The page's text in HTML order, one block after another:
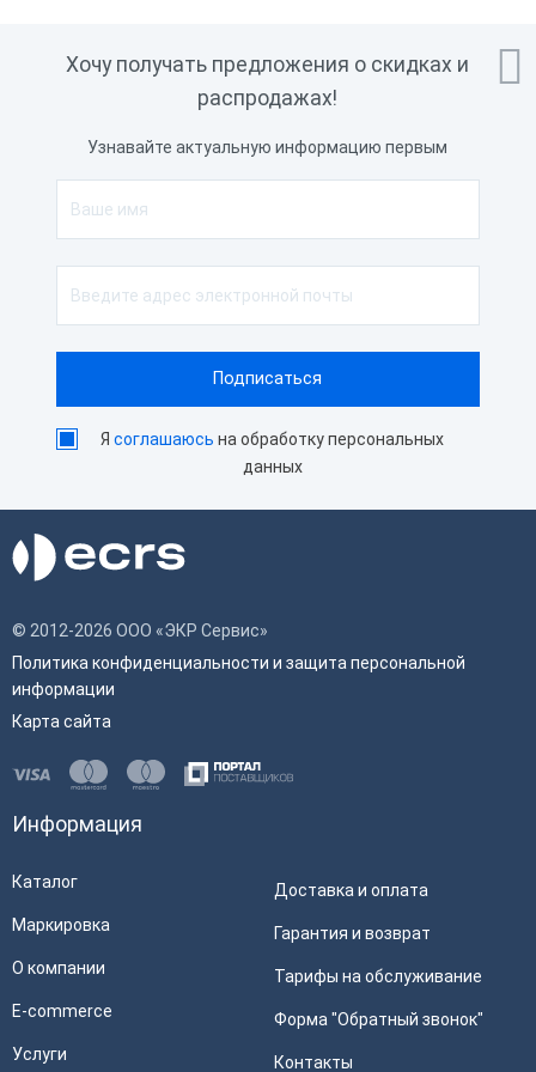

Хочу получать предложения о скидках и
распродажах!
Узнавайте актуальную информацию первым
Ясоглашаюсь на обработку персональных
данных
© 2012-2026 ООО «ЭКР Сервис»
Политика конфиденциальности и защита персональной
информации
Карта сайта
Информация
Каталог
Маркировка
О компании
E-commerce
Услуги
Доставка и оплата
Гарантия и возврат
Тарифы на обслуживание
Форма "Обратный звонок"
Контакты